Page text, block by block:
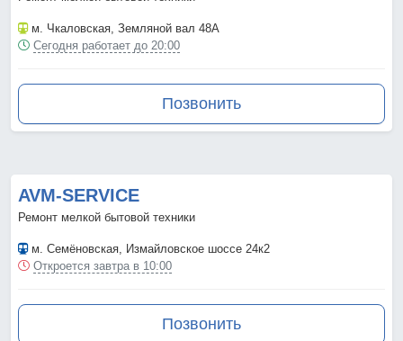
м. Чкаловская , Земляной вал 48А
Сегодня работает до 20:00
Позвонить
AVM-SERVICE
Ремонт мелкой бытовой техники
м. Семёновская , Измайловское шоссе 24к2
Откроется завтра в 10:00
Позвонить